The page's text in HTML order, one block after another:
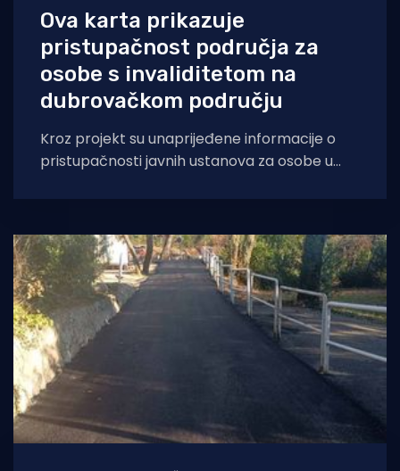
Ova karta prikazuje
pristupačnost područja za
osobe s invaliditetom na
dubrovačkom području
Kroz projekt su unaprijeđene informacije o
pristupačnosti javnih ustanova za osobe u
platforme te je promovirana